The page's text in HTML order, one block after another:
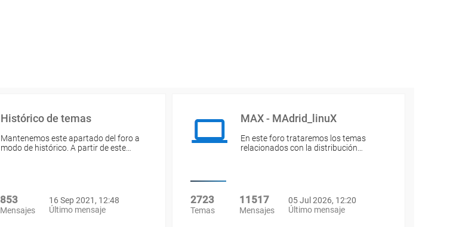
Histórico de temas
Mantenemos este apartado del foro a
modo de histórico. A partir de este…
853
Mensajes
16 Sep 2021, 12:48
Último mensaje
MAX - MAdrid_linuX
En este foro trataremos los temas
relacionados con la distribución…
2723
Temas
11517
Mensajes
05 Jul 2026, 12:20
Último mensaje